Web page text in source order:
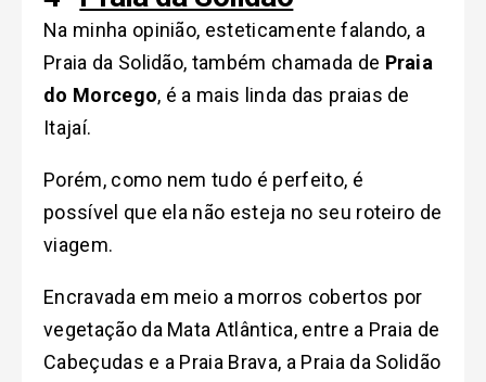
Na minha opinião, esteticamente falando, a
Praia da Solidão, também chamada de Praia
do Morcego, é a mais linda das praias de
Itajaí.
Porém, como nem tudo é perfeito, é
possível que ela não esteja no seu roteiro de
viagem.
Encravada em meio a morros cobertos por
vegetação da Mata Atlântica, entre a Praia de
Cabeçudas e a Praia Brava, a Praia da Solidão